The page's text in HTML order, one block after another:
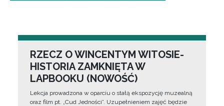
RZECZ O WINCENTYM WITOSIE-
HISTORIA ZAMKNIĘTA W
LAPBOOKU (NOWOŚĆ)
Lekcja prowadzona w oparciu o stałą ekspozycję muzealną
oraz film pt. „Cud Jedności”. Uzupełnieniem zajęć będzie